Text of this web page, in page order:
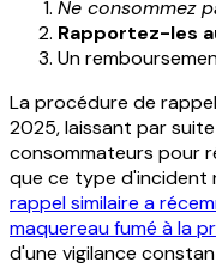
Ne consommez
Rapportez-les
Un
La procédure de
2025, laissant par
consommateurs pour
que ce type d'incident
rappel similaire a
maquereau fumé à la
d'une vigilance